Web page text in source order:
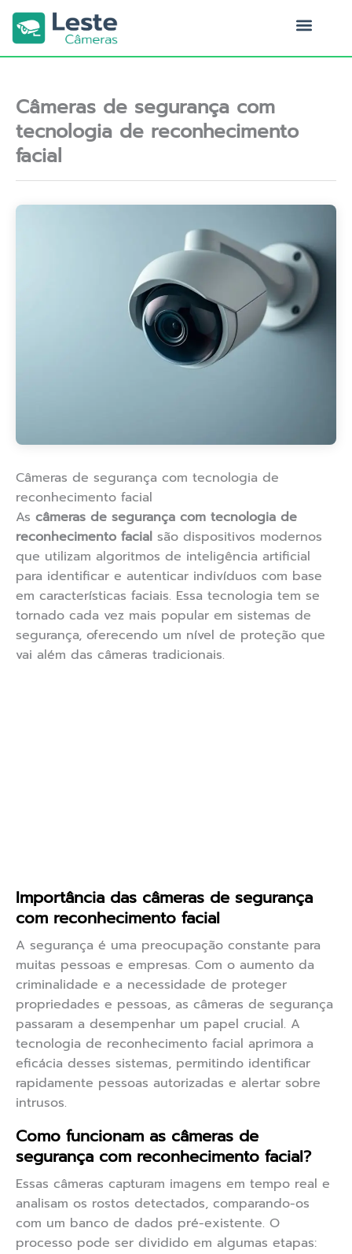
para
conteúdo
Câmeras de segurança com
tecnologia de reconhecimento
facial
Câmeras de segurança com tecnologia de
reconhecimento facial
As câmeras de segurança com tecnologia de
reconhecimento facial são dispositivos modernos
que utilizam algoritmos de inteligência artificial
para identificar e autenticar indivíduos com base
em características faciais. Essa tecnologia tem se
tornado cada vez mais popular em sistemas de
segurança, oferecendo um nível de proteção que
vai além das câmeras tradicionais.
Importância das câmeras de segurança
com reconhecimento facial
A segurança é uma preocupação constante para
muitas pessoas e empresas. Com o aumento da
criminalidade e a necessidade de proteger
propriedades e pessoas, as câmeras de segurança
passaram a desempenhar um papel crucial. A
tecnologia de reconhecimento facial aprimora a
eficácia desses sistemas, permitindo identificar
rapidamente pessoas autorizadas e alertar sobre
intrusos.
Como funcionam as câmeras de
segurança com reconhecimento facial?
Essas câmeras capturam imagens em tempo real e
analisam os rostos detectados, comparando-os
com um banco de dados pré-existente. O
processo pode ser dividido em algumas etapas: